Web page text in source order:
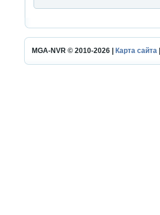
MGA-NVR © 2010-2026 | Карта сайта